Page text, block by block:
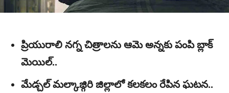
ప్రియురాలి నగ్న చిత్రాలను ఆమె అన్నకు పంపి బ్లాక్
మెయిల్..
మేడ్చల్ మల్కాజ్గిరి జిల్లాలో కలకలం రేపిన ఘటన..